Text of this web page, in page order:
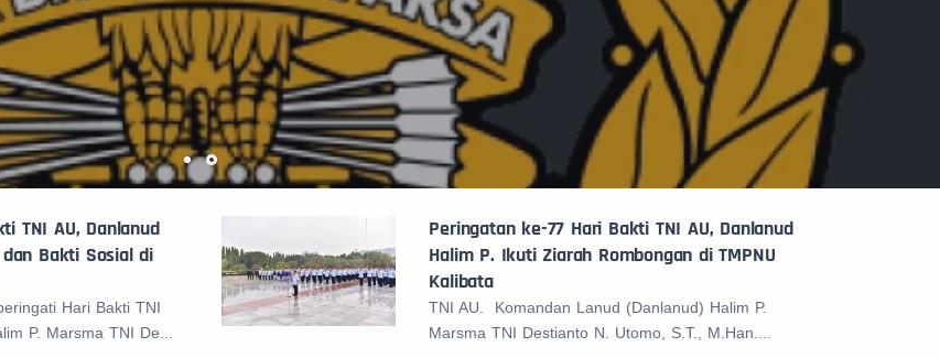
TNI AU, Danlanud
Bakti Sosial di
Hari Bakti TNI
P. Marsma TNI De...
Peringatan ke-77 Hari Bakti TNI AU, Danlanud
Halim P. Ikuti Ziarah Rombongan di TMPNU
Kalibata
TNI AU. Komandan Lanud (Danlanud) Halim P.
Marsma TNI Destianto N. Utomo, S.T., M.Han....